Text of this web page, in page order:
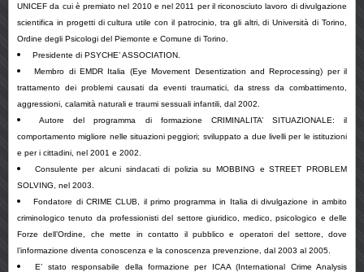
UNICEF da cui è premiato nel 2010 e nel 2011 per il riconosciuto lavoro di divulgazione
scientifica in progetti di cultura utile con il patrocinio, tra gli altri, di Università di Torino,
Ordine degli Psicologi del Piemonte e Comune di Torino.
Presidente di PSYCHE’ ASSOCIATION.
Membro di EMDR Italia (Eye Movement Desentization and Reprocessing) per il
trattamento dei problemi causati da eventi traumatici, da stress da combattimento,
aggressioni, calamità naturali e traumi sessuali infantili, dal 2002.
Autore del programma di formazione CRIMINALITA’ SITUAZIONALE: il
comportamento migliore nelle situazioni peggiori; sviluppato a due livelli per le istituzioni
e per i cittadini, nel 2001 e 2002.
Consulente per alcuni sindacati di polizia su MOBBING e STREET PROBLEM
SOLVING, nel 2003.
Fondatore di CRIME CLUB, il primo programma in Italia di divulgazione in ambito
criminologico tenuto da professionisti del settore giuridico, medico, psicologico e delle
Forze dell’Ordine, che mette in contatto il pubblico e operatori del settore, dove
l’informazione diventa conoscenza e la conoscenza prevenzione, dal 2003 al 2005.
E’ stato responsabile della formazione per ICAA (International Crime Analysis